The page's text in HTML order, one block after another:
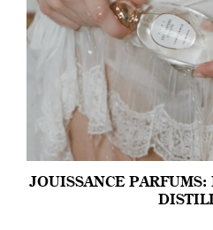
JOUISSANCE